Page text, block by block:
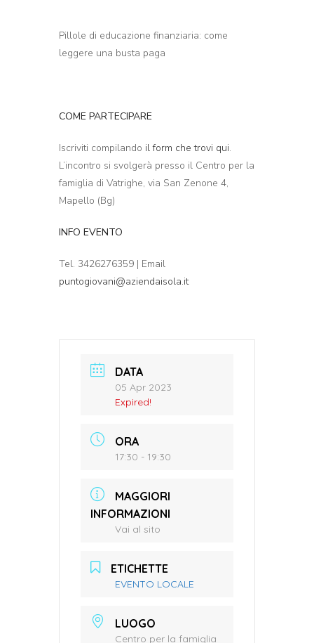
Pillole di educazione finanziaria: come
leggere una busta paga
COME PARTECIPARE
Iscriviti compilando il form che trovi qui.
L’incontro si svolgerà presso il Centro per la
famiglia di Vatrighe, via San Zenone 4,
Mapello (Bg)
INFO EVENTO
Tel. 3426276359 | Email
puntogiovani@aziendaisola.it
DATA
05 Apr 2023
Expired!
ORA
17:30 - 19:30
MAGGIORI
INFORMAZIONI
Vai al sito
ETICHETTE
EVENTO LOCALE
LUOGO
Centro per la famiglia